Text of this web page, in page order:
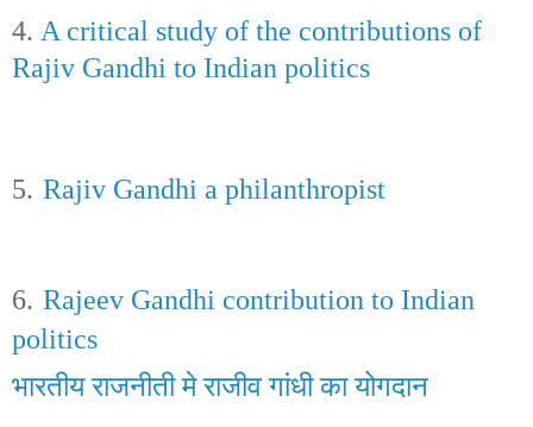
4. A critical study of the contributions of
Rajiv Gandhi to Indian politics
5. Rajiv Gandhi a philanthropist
6. Rajeev Gandhi contribution to Indian
politics
भारतीय राजनीती मे राजीव गांधी का योगदान